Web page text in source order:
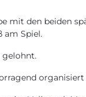
mit den beiden
am Spiel.
gelohnt.
organisiert